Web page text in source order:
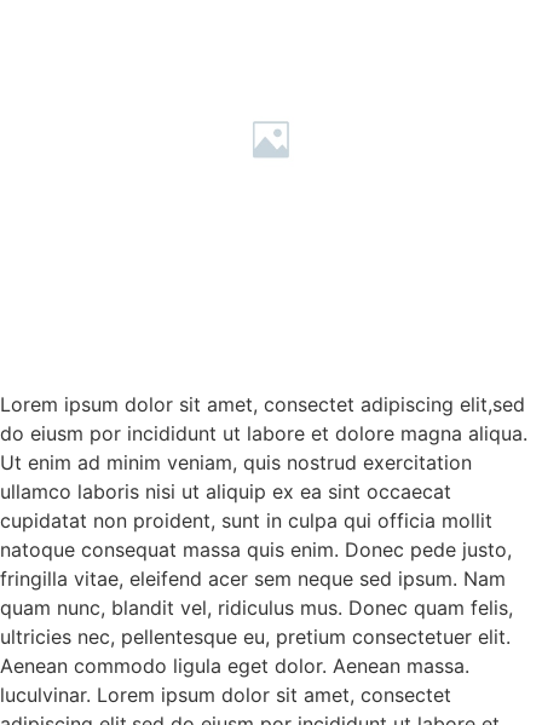
Lorem ipsum dolor sit amet, consectet adipiscing elit,sed
do eiusm por incididunt ut labore et dolore magna aliqua.
Ut enim ad minim veniam, quis nostrud exercitation
ullamco laboris nisi ut aliquip ex ea sint occaecat
cupidatat non proident, sunt in culpa qui officia mollit
natoque consequat massa quis enim. Donec pede justo,
fringilla vitae, eleifend acer sem neque sed ipsum. Nam
quam nunc, blandit vel, ridiculus mus. Donec quam felis,
ultricies nec, pellentesque eu, pretium consectetuer elit.
Aenean commodo ligula eget dolor. Aenean massa.
luculvinar. Lorem ipsum dolor sit amet, consectet